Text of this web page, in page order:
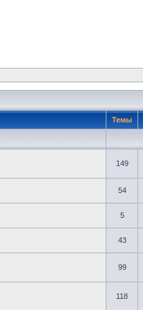
Темы
149
54
5
43
99
118